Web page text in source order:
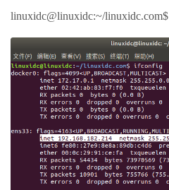
linuxidc@linuxidc:~/linuxidc.com$